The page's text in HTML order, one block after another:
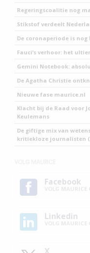
Regeringscoalitie nog
Stikstof verdeelt
De coronaperiode is
Fauci’s verhoor: het
Gemini Notebook:
De Agatha Christie
Nieuwe fase maurice.nl
Klacht bij de Raad voor
Keulemans
De giftige mix van
kritiekloze journalisten
Facebook
Linkedin